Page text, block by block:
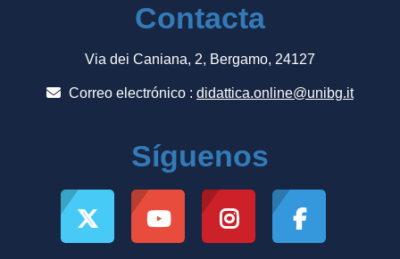
Contacta
Via dei Caniana, 2, Bergamo, 24127
Correo electrónico : didattica.online@unibg.it
Síguenos